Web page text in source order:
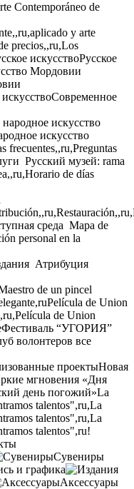
Contemporáneo de
y arte
precios,,ru,Los
Русское
Современное
искусство
frecuentes,,ru,Preguntas
Русский музей: rama
de días
среда Mapa de
personal en la
Атрибуция
de un pincel
Película de Union
de Union
Фестиваль “УГОРИЯ”
волонтеров все
проектыНовая
мгновения «Дня
день погожий»La
talentos",ru,La
talentos",ru,La
talentos",ru!
Сувениры
и графика
Аксессуары